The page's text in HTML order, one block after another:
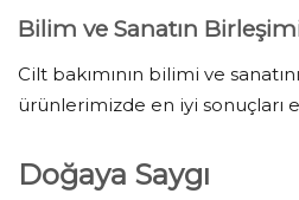
Bilim ve Sanatın
Cilt bakımının bilimi ve
ürünlerimizde en iyi sonuçları
Doğaya Saygı